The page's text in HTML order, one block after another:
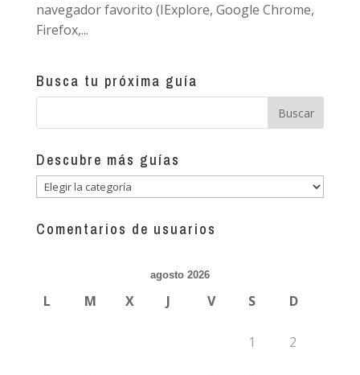
navegador favorito (IExplore, Google Chrome,
Firefox,...
Busca tu próxima guía
Descubre más guías
Descubre
guías
Comentarios de usuarios
agosto 2026
L M X J V S D
1 2